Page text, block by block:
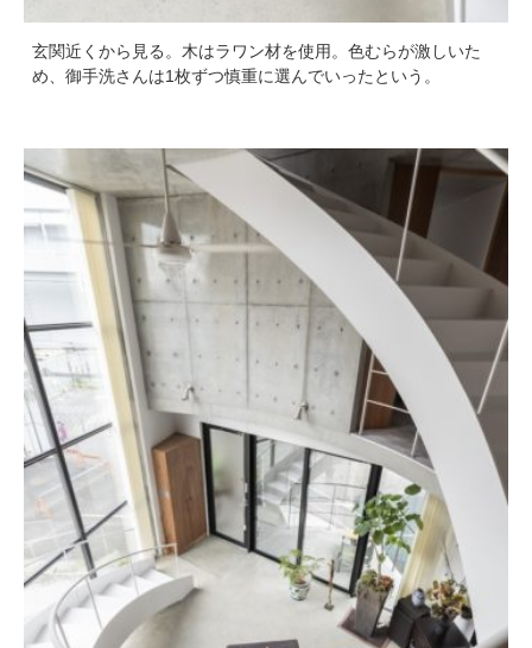
玄関近くから見る。木はラワン材を使用。色むらが激しいた
め、御手洗さんは1枚ずつ慎重に選んでいったという。